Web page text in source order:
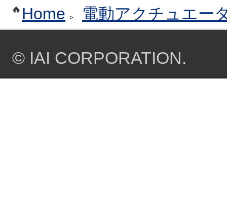
Home 電動アクチュエー
© IAI CORPORATION.